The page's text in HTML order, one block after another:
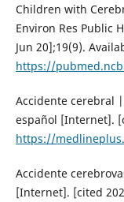
Children with
Environ Res Public
Jun 20];19(9).
https://
Accidente cerebral
español [Internet].
https://
Accidente
[Internet]. [cited